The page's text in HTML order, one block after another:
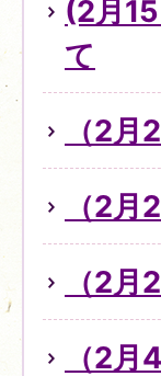
(2月
て
（2
（2
（2
（2